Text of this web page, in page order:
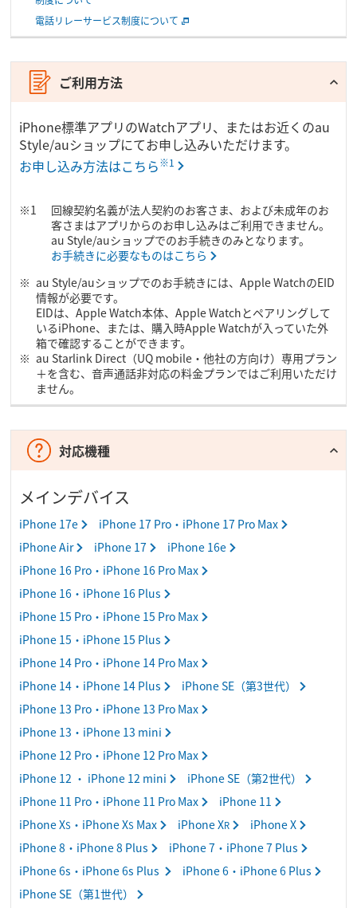
電話リレーサービス制度について
ご利用方法
iPhone標準アプリのWatchアプリ、またはお近くのau
Style/auショップにてお申し込みいただけます。
お申し込み方法はこちら※1
回線契約名義が法人契約のお客さま、および未成年のお
客さまはアプリからのお申し込みはご利用できません。
au Style/auショップでのお手続きのみとなります。
お手続きに必要なものはこちら
au Style/auショップでのお手続きには、Apple WatchのEID
情報が必要です。
EIDは、Apple Watch本体、Apple Watchとペアリングして
いるiPhone、または、購入時Apple Watchが入っていた外
箱で確認することができます。
au Starlink Direct（UQ mobile・他社の方向け）専用プラン
＋を含む、音声通話非対応の料金プランではご利用いただけ
ません。
対応機種
メインデバイス
iPhone 17e
iPhone 17 Pro・iPhone 17 Pro Max
iPhone Air
iPhone 17
iPhone 16e
iPhone 16 Pro・iPhone 16 Pro Max
iPhone 16・iPhone 16 Plus
iPhone 15 Pro・iPhone 15 Pro Max
iPhone 15・iPhone 15 Plus
iPhone 14 Pro・iPhone 14 Pro Max
iPhone 14・iPhone 14 Plus
iPhone SE（第3世代）
iPhone 13 Pro・iPhone 13 Pro Max
iPhone 13・iPhone 13 mini
iPhone 12 Pro・iPhone 12 Pro Max
iPhone 12 ・ iPhone 12 mini
iPhone SE（第2世代）
iPhone 11 Pro・iPhone 11 Pro Max
iPhone 11
iPhone XS ・iPhone XS Max iPhone XR
iPhone X
iPhone 8・iPhone 8 Plus
iPhone 7・iPhone 7 Plus
iPhone 6s・iPhone 6s Plus
iPhone 6・iPhone 6 Plus
iPhone SE（第1世代）